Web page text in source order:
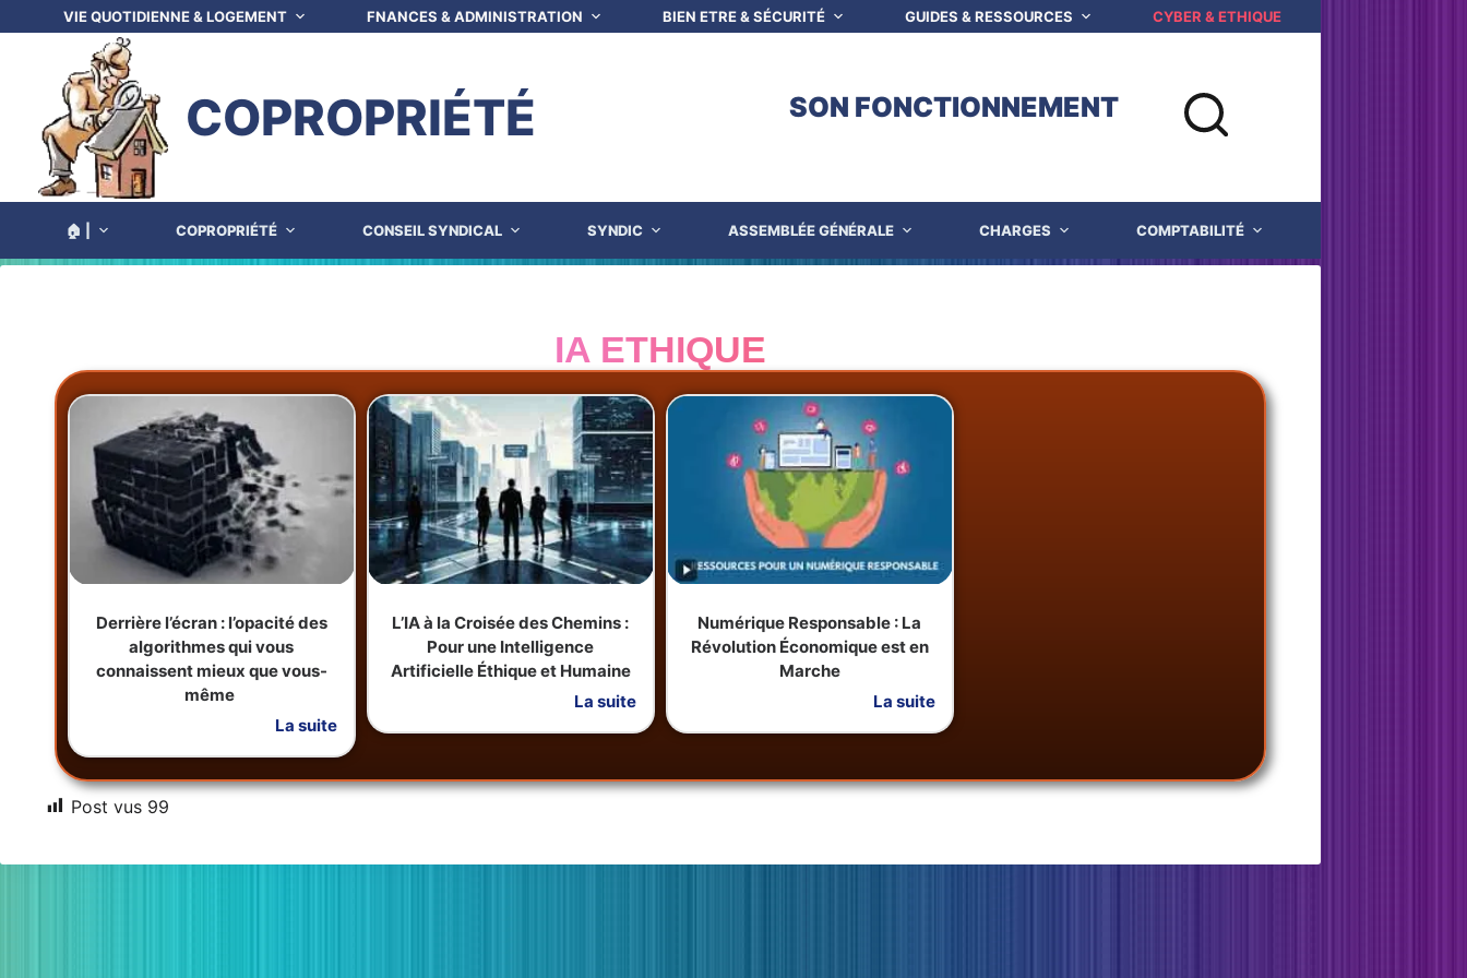
VIE QUOTIDIENNE & LOGEMENT FNANCES & ADMINISTRATION BIEN ETRE & SÉCURITÉ GUIDES & RESSOURCES CYBER & ETHIQUE NUMERIQUE
COPROPRIÉTÉ SON FONCTIONNEMENT
🏠 | COPROPRIÉTÉ CONSEIL SYNDICAL SYNDIC ASSEMBLÉE GÉNÉRALE CHARGES COMPTABILITÉ
IA ETHIQUE
Derrière l’écran : l’opacité des
algorithmes qui vous
connaissent mieux que vous-
même
La suite
L’IA à la Croisée des Chemins :
Pour une Intelligence
Artificielle Éthique et Humaine
La suite
Numérique Responsable : La
Révolution Économique est en
Marche
La suite
Post vus 99